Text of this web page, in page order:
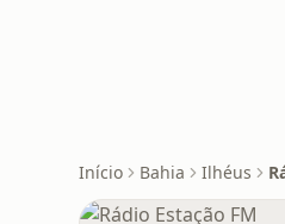
Início Bahia Ilhéus